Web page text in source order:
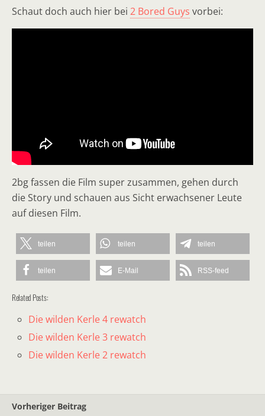
Schaut doch auch hier bei 2 Bored Guys vorbei:
2bg fassen die Film super zusammen, gehen durch
die Story und schauen aus Sicht erwachsener Leute
auf diesen Film.
teilen teilen teilen
teilen E-Mail RSS-feed
Related Posts:
Die wilden Kerle 4 rewatch
Die wilden Kerle 3 rewatch
Die wilden Kerle 2 rewatch
Vorheriger Beitrag